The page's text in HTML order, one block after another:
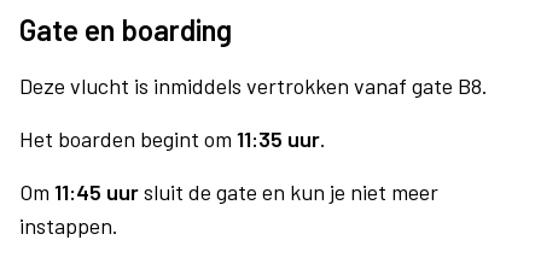
Gate en boarding
Deze vlucht is inmiddels vertrokken vanaf gate B8.
Het boarden begint om 11:35 uur.
Om 11:45 uursluit de gate en kun je niet meer
instappen.